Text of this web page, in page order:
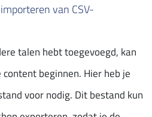
van CSV-
talen hebt toegevoegd, kan
beginnen. Hier heb je
voor nodig. Dit bestand kun